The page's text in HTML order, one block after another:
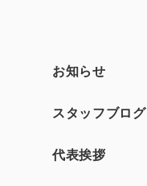
お知らせ
スタッフブログ
代表挨拶